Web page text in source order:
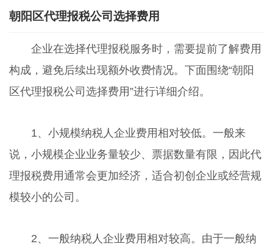
朝阳区代理报税公司选择费用
企业在选择代理报税服务时，需要提前了解费用
构成，避免后续出现额外收费情况。下面围绕“朝阳
区代理报税公司选择费用”进行详细介绍。
1、小规模纳税人企业费用相对较低。一般来
说，小规模企业业务量较少、票据数量有限，因此代
理报税费用通常会更加经济，适合初创企业或经营规
模较小的公司。
2、一般纳税人企业费用相对较高。由于一般纳